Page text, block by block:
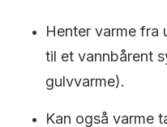
Henter varme fra
til et vannbårent
gulvvarme).
Kan også varme